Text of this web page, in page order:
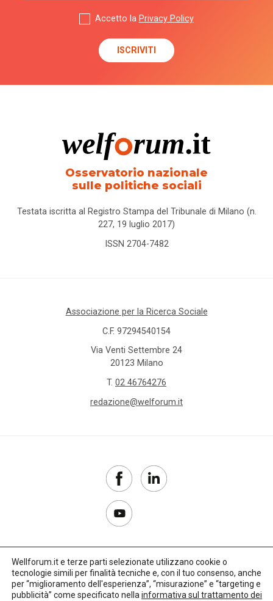
Accetto la Privacy Policy
Osservatorio nazionale
sulle politiche sociali
Testata iscritta al Registro Stampa del Tribunale di Milano (n.
227, 19 luglio 2017)
ISSN 2704-7482
Associazione per la Ricerca Sociale
C.F. 97294540154
Via Venti Settembre 24
20123 Milano
T. 02 46764276
redazione@welforum.it
Copyright 2017–2026
Wellforum.it e terze parti selezionate utilizzano cookie o
tecnologie simili per finalità tecniche e, con il tuo consenso, anche
per “miglioramento dell'esperienza”, “misurazione” e “targeting e
pubblicità” come specificato nella informativa sul trattamento dei